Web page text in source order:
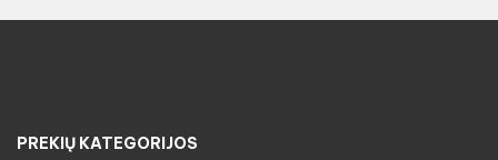
PREKIŲ KATEGORIJOS